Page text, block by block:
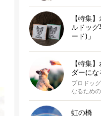
【特集
ルドッ
ード)」
【特集
ダーにな
プロドッ
なるため
虹の橋